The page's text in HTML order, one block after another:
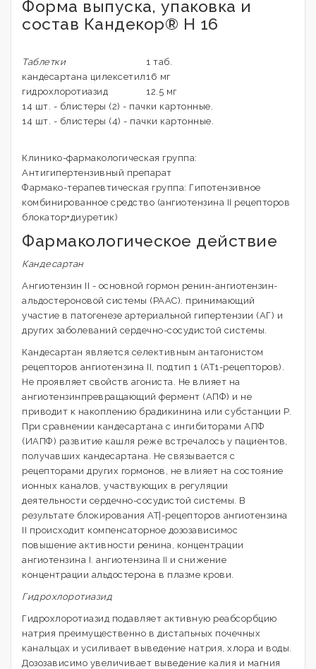
Форма выпуска, упаковка и
состав Кандекор® H 16
Таблетки
1 таб.
кандесартана цилексетил 16 мг
гидрохлоротиазид
12.5 мг
14 шт. - блистеры (2) - пачки картонные.
14 шт. - блистеры (4) - пачки картонные.
Клинико-фармакологическая группа:
Антигипертензивный препарат
Фармако-терапевтическая группа: Гипотензивное
комбинированное средство (ангиотензина II рецепторов
блокатор+диуретик)
Фармакологическое действие
Кандесартан
Ангиотензин II - основной гормон ренин-ангиотензин-
альдостероновой системы (РААС). принимающий
участие в патогенезе артериальной гипертензии (АГ) и
других заболеваний сердечно-сосудистой системы.
Кандесартан является селективным антагонистом
рецепторов ангиотензина II, подтип 1 (АТ1-рецепторов).
Не проявляет свойств агониста. Не влияет на
ангиотензинпревращающий фермент (АПФ) и не
приводит к накоплению брадикинина или субстанции Р.
При сравнении кандесартана с ингибиторами АПФ
(ИАПФ) развитие кашля реже встречалось у пациентов,
получавших кандесартана. Не связывается с
рецепторами других гормонов, не влияет на состояние
ионных каналов, участвующих в регуляции
деятельности сердечно-сосудистой системы. В
результате блокирования АТ|-рецепторов ангиотензина
II происходит компенсаторное дозозависимос
повышение активности ренина, концентрации
ангиотензина I. ангиотензина II и снижение
концентрации альдостерона в плазме крови.
Гидрохлоротиазид
Гидрохлоротиазид подавляет активную реабсорбцию
натрия преимущественно в дистапьных почечных
канальцах и усиливает выведение натрия, хлора и воды.
Дозозависимо увеличивает выведение калия и магния